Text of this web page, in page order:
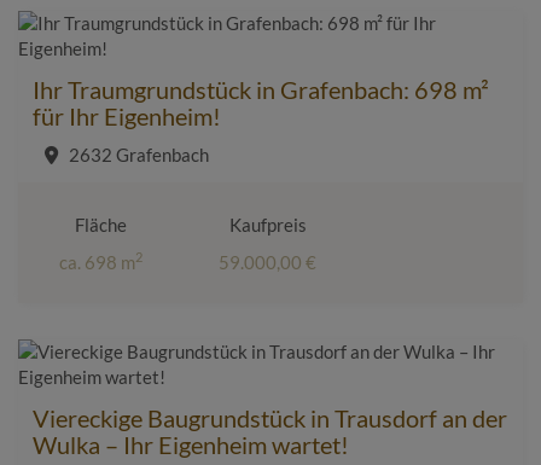
Ihr Traumgrundstück in Grafenbach: 698 m²
für Ihr Eigenheim!
2632 Grafenbach
Fläche
ca. 698 m2
Kaufpreis
59.000,00 €
Viereckige Baugrundstück in Trausdorf an der
Wulka – Ihr Eigenheim wartet!